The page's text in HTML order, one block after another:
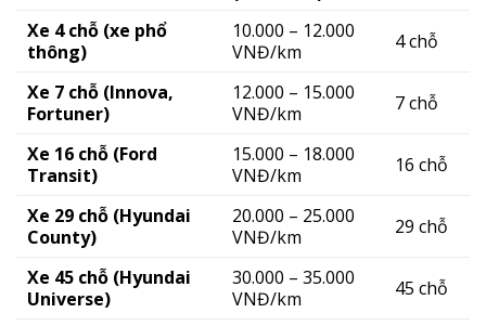
Xe 4 chỗ (xe phổ
thông)
10.000 – 12.000
VNĐ/km
4 chỗ
Xe 7 chỗ (Innova,
Fortuner)
12.000 – 15.000
VNĐ/km
7 chỗ
Xe 16 chỗ (Ford
Transit)
15.000 – 18.000
VNĐ/km
16 chỗ
Xe 29 chỗ (Hyundai
County)
20.000 – 25.000
VNĐ/km
29 chỗ
Xe 45 chỗ (Hyundai
Universe)
30.000 – 35.000
VNĐ/km
45 chỗ